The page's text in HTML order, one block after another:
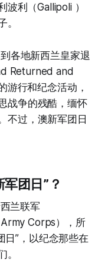
波利（Gallipoli ）
。
各地新西兰皇家退
Returned and
游行和纪念活动，
战争的残酷，缅怀
不过，澳新军团日
团日”？
兰联军
Corps），所
日”，以纪念那些在
。